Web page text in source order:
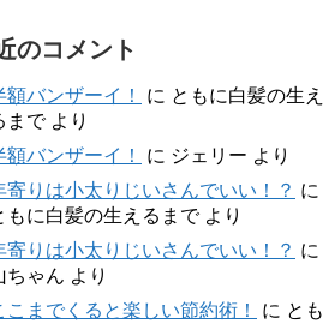
のコメント
額バンザーイ！ に ともに白髪の生え
までより
額バンザーイ！
に ジェリー より
寄りは小太りじいさんでいい！？ に
もに白髪の生えるまでより
寄りは小太りじいさんでいい！？ に
ちゃん より
こまでくると楽しい節約術！
に とも